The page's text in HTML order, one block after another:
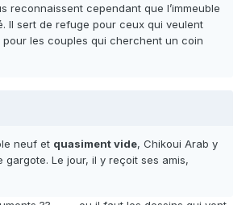
reconnaissent cependant que l’immeuble
Il sert de refuge pour ceux qui veulent
les couples qui cherchent un coin
neuf et quasiment vide, Chikoui Arab y
gargote. Le jour, il y reçoit ses amis,